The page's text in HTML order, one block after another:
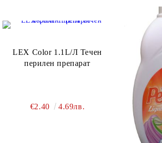
LEX Color 1.1L/Л Течен
перилен препарат
€2.40 4.69лв.